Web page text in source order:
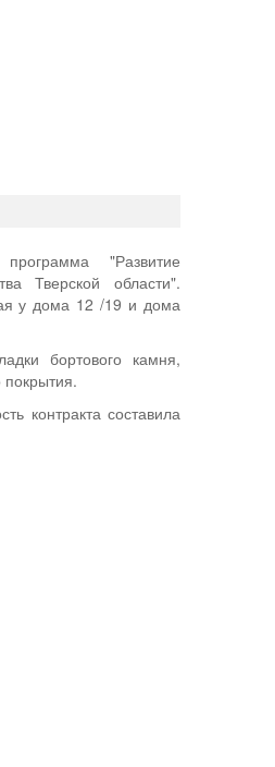
"Развитие
Тверской области".
у дома 12 /19 и дома
бортового камня,
покрытия.
контракта составила